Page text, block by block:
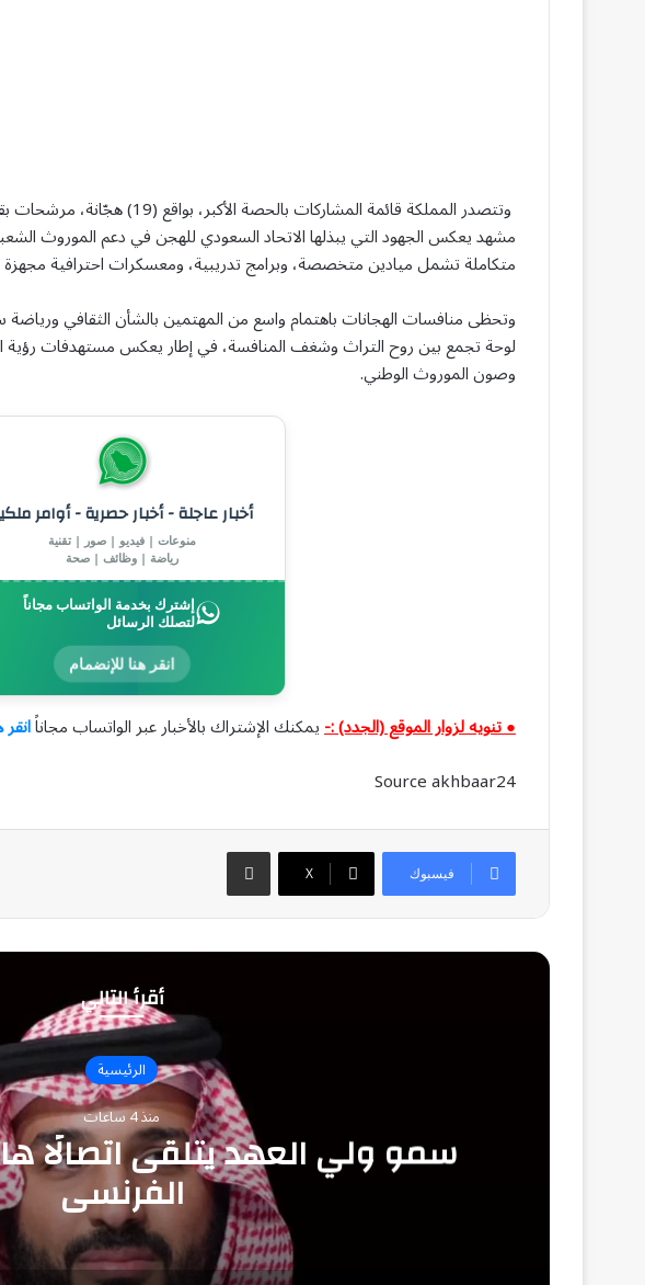
وتتصدر المملكة قائمة المشاركات
مشهد يعكس الجهود التي يبذلها الاتحاد السعودي للهجن في دعم الموروث
متكاملة تشمل ميادين متخصصة، وبرامج تدريبية، ومعسكرات احترافية مجهزة
وتحظى منافسات الهجانات باهتمام واسع من المهتمين بالشأن الثقافي
وصون الموروث الوطني.
أخبار عاجلة - أخبار حصرية - أوامر
منوعات | فيديو | صور | تقنية
رياضة | وظائف | صحة
إشترك بخدمة الواتساب مجاناً
لتصلك الرسائل
انقر هنا للإنضمام
● تنويه لزوار الموقع (الجدد) :-يمكنك الإشتراك بالأخبار عبر الواتساب مجاناً
Source akhbaar24
فيسبوك ‫X
مشاركة عبر البريد
أقرأ التالي
الرئيسية
منذ 4 ساعات
سمو ولي العهد يتلقى اتصالًا
الفرنسي